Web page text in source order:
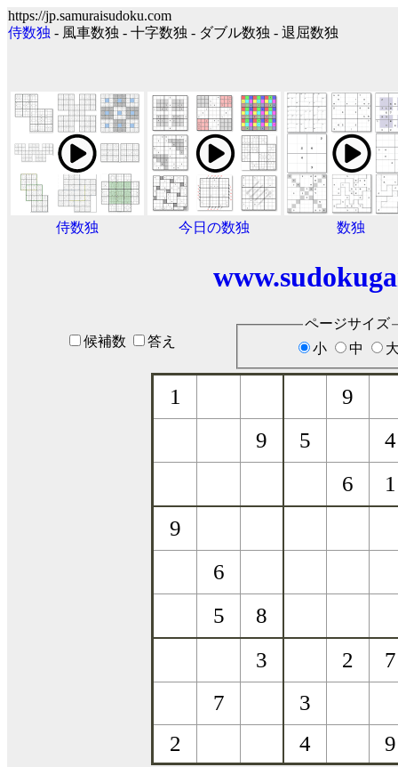
https://jp.samuraisudoku.com
侍数独 - 風車数独 - 十字数独 - ダブル数独 - 退屈数独
侍数独 今日の数独 数独
候補数 答え
ページサイズ
小
中